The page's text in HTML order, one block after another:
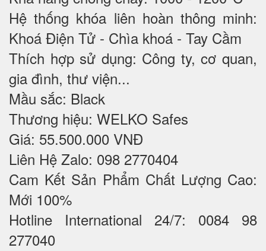
Hệ thống khóa liên hoàn thông minh:
Khoá Điện Tử - Chìa khoá - Tay Cầm
Thích hợp sử dụng: Công ty, cơ quan,
gia đình, thư viện...
Mầu sắc: Black
Thương hiệu: WELKO Safes
Giá: 55.500.000 VNĐ
Liên Hệ Zalo: 098 2770404
Cam Kết Sản Phẩm Chất Lượng Cao:
Mới 100%
Hotline International 24/7: 0084 98
277040